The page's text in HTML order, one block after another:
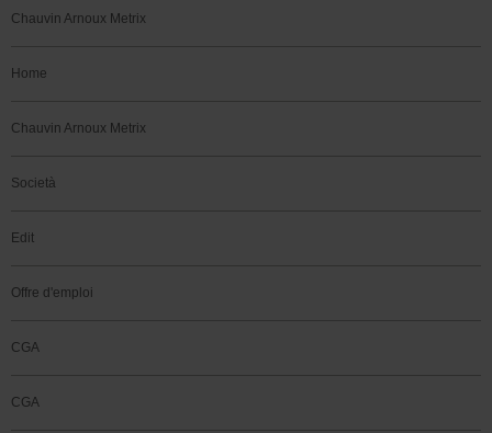
Chauvin Arnoux Metrix
Home
Chauvin Arnoux Metrix
Società
Edit
Offre d'emploi
CGA
CGA